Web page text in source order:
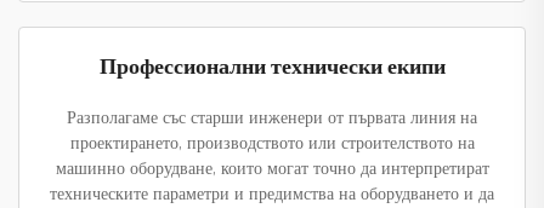
Профессионални технически екипи
Разполагаме със старши инженери от първата линия на
проектирането, производството или строителството на
машинно оборудване, които могат точно да интерпретират
техническите параметри и предимства на оборудването и да